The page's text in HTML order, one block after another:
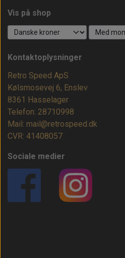
Vis på shop
Kontaktoplysninger
Retro Speed ApS
Kølsmosevej 6, Enslev
8361 Hasselager
Telefon: 28710998
Mail: mail@retrospeed.dk
CVR: 41408057
Sociale medier